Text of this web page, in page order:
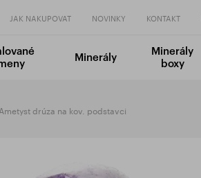
JAK NAKUPOVAT NOVINKY KONTAKT
Minerály
Minerály
boxy
Ametyst drúza na kov. podstavci